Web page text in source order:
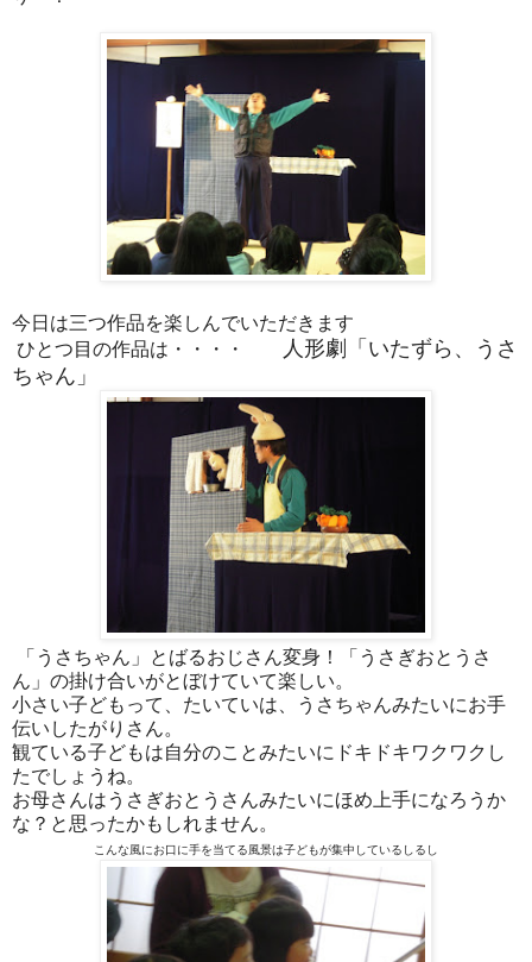
今日は三つ作品を楽しんでいただきます
ひとつ目の作品は・・・・
人形劇「いたずら、うさ
ちゃん」
「うさちゃん」とばるおじさん変身！「うさぎおとうさ
ん」の掛け合いがとぼけていて楽しい。
小さい子どもって、たいていは、うさちゃんみたいにお手
伝いしたがりさん。
観ている子どもは自分のことみたいにドキドキワクワクし
たでしょうね。
お母さんはうさぎおとうさんみたいにほめ上手になろうか
な？と思ったかもしれません。
こんな風にお口に手を当てる風景は子どもが集中しているしるし